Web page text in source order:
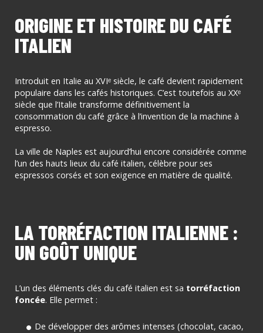
ORIGINE ET HISTOIRE DU CAFÉ
ITALIEN
Introduit en Italie au XVIᵉ siècle, le café devient rapidement
populaire dans les cafés historiques. C’est toutefois au XXᵉ
siècle que l’Italie transforme définitivement la
consommation du café grâce à l’invention de la machine à
espresso.
La ville de Naples est aujourd’hui encore considérée comme
l’un des hauts lieux du café italien, célèbre pour ses
espressos corsés et son exigence en matière de qualité.
LA TORRÉFACTION ITALIENNE :
UN GOÛT UNIQUE
L’un des éléments clés du café italien est sa torréfaction
foncée. Elle permet :
De développer des arômes intenses (chocolat, cacao,